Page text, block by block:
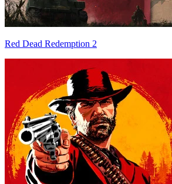
Red Dead Redemption 2